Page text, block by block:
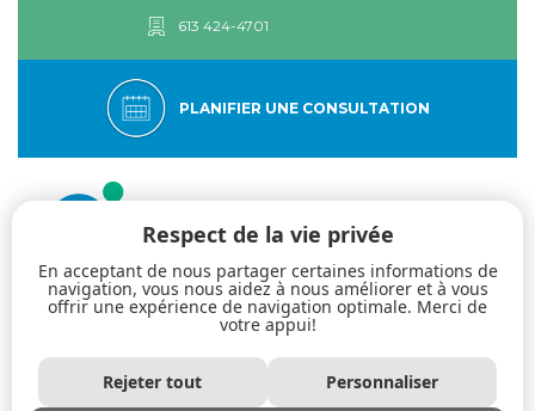
613 424-4701
PLANIFIER UNE CONSULTATION
Le Centre psychologique de l’Est d’Ottawa : spécialistes de la thérapie
Professionnalisme.
Respect de la vie privée
En acceptant de nous partager certaines informations de
navigation, vous nous aidez à nous améliorer et à vous
offrir une expérience de navigation optimale. Merci de
votre appui!
Rejeter tout Personnaliser